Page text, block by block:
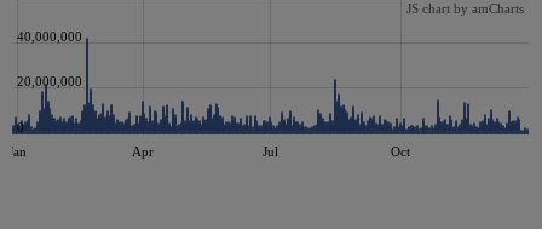
Jan Apr Jul Oct
0
20,000,000
40,000,000
JS chart by amCharts